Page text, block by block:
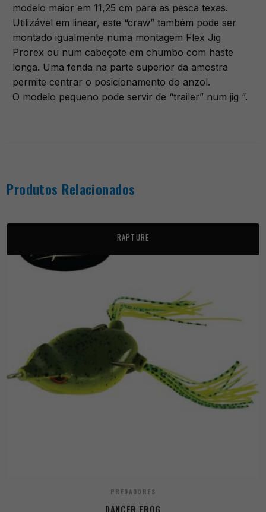
modelo maior em 11,25 cm para as pesca texas.
Utilizável em linear, este “craw” também pode ser
montado igualmente numa montagem Flex Jig
Prorex ou num cabeçote em chumbo com haste
longa. Uma fenda na parte superior da amostra
permite centrar o posicionamento do anzol.
O modelo pequeno pode servir de “trailer” num jig “.
Produtos Relacionados
RAPTURE
PREDADORES